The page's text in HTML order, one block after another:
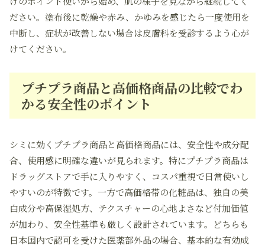
ださい。塗布後に乾燥や赤み、かゆみを感じたら一度使用を
中断し、症状が改善しない場合は皮膚科を受診するよう心が
けてください。
プチプラ商品と高価格商品の比較でわ
かる安全性のポイント
シミに効くプチプラ商品と高価格商品には、安全性や成分配
合、使用感に明確な違いが見られます。特にプチプラ商品は
ドラッグストアで手に入りやすく、コスパ重視で日常使いし
やすいのが特徴です。一方で高価格帯の化粧品は、独自の美
白成分や高保湿処方、テクスチャーの心地よさなど付加価値
が加わり、安全性基準も厳しく設計されています。どちらも
日本国内で認可を受けた医薬部外品の場合、基本的な有効成